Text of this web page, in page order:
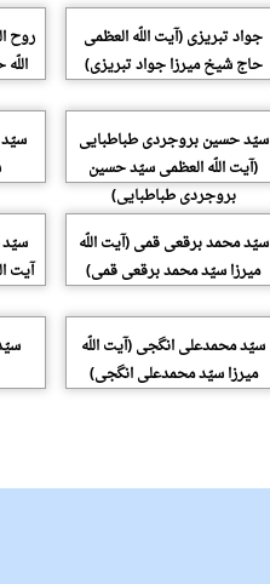
جواد تبریزی (آیت اللّه العظمی
حاج شیخ میرزا جواد تبریزی)
روح
سیّد حسین بروجردی طباطبایی
(آیت اللّه العظمی سیّد حسین
بروجردی طباطبایی)
سیّد
سیّد محمد برقعی قمی (آیت اللّه
میرزا سیّد محمد برقعی قمی)
آیت
سیّد محمدعلی انگجی (آیت اللّه
میرزا سیّد محمدعلی انگجی)